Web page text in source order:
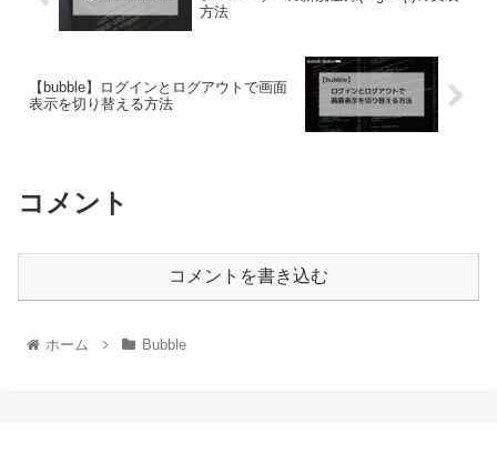
方法
【bubble】ログインとログアウトで画面
表示を切り替える方法
コメント
コメントを書き込む
ホーム Bubble